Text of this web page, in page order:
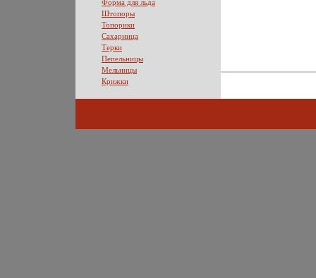
Форма для льда
Штопоры
Топорики
Сахарница
Терки
Пепельницы
Мельницы
Крижки